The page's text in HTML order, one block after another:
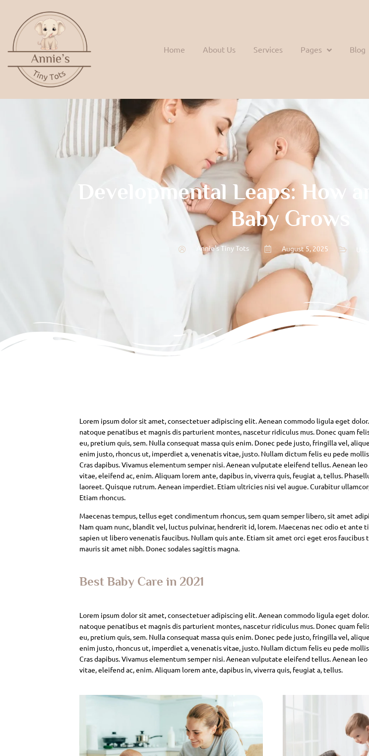
Home About Us Services Pages Blog
Developmental Leaps: How
Baby Grows
Annie's Tiny Tots August 5, 2025
Lorem ipsum dolor sit amet, consectetuer adipiscing elit. Aenean commodo ligula eget dolor.
natoque penatibus et magnis dis parturient montes, nascetur ridiculus mus. Donec quam
eu, pretium quis, sem. Nulla consequat massa quis enim. Donec pede justo, fringilla vel,
enim justo, rhoncus ut, imperdiet a, venenatis vitae, justo. Nullam dictum felis eu pede
Cras dapibus. Vivamus elementum semper nisi. Aenean vulputate eleifend tellus. Aenean
vitae, eleifend ac, enim. Aliquam lorem ante, dapibus in, viverra quis, feugiat a, tellus.
laoreet. Quisque rutrum. Aenean imperdiet. Etiam ultricies nisi vel augue. Curabitur
Etiam rhoncus.
Maecenas tempus, tellus eget condimentum rhoncus, sem quam semper libero, sit amet
Nam quam nunc, blandit vel, luctus pulvinar, hendrerit id, lorem. Maecenas nec odio et ante
sapien ut libero venenatis faucibus. Nullam quis ante. Etiam sit amet orci eget eros
mauris sit amet nibh. Donec sodales sagittis magna.
Best Baby Care in 2021
Lorem ipsum dolor sit amet, consectetuer adipiscing elit. Aenean commodo ligula eget dolor.
natoque penatibus et magnis dis parturient montes, nascetur ridiculus mus. Donec quam
eu, pretium quis, sem. Nulla consequat massa quis enim. Donec pede justo, fringilla vel,
enim justo, rhoncus ut, imperdiet a, venenatis vitae, justo. Nullam dictum felis eu pede
Cras dapibus. Vivamus elementum semper nisi. Aenean vulputate eleifend tellus. Aenean
vitae, eleifend ac, enim. Aliquam lorem ante, dapibus in, viverra quis, feugiat a, tellus.